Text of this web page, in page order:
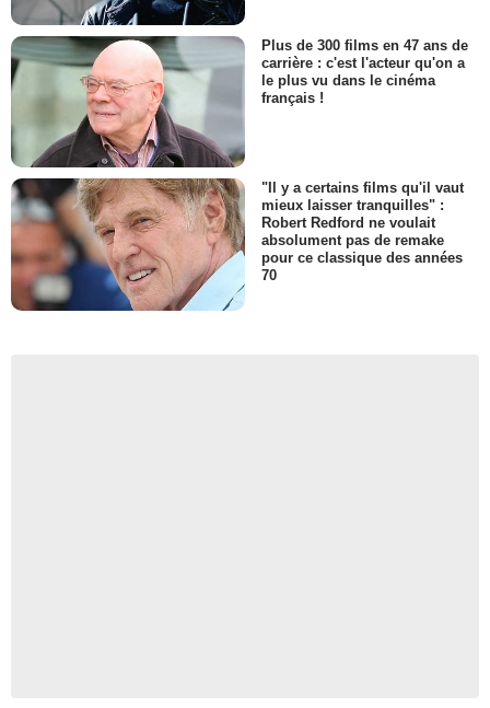
Plus de 300 films en 47 ans de
carrière : c'est l'acteur qu'on a
le plus vu dans le cinéma
français !
"Il y a certains films qu'il vaut
mieux laisser tranquilles" :
Robert Redford ne voulait
absolument pas de remake
pour ce classique des années
70